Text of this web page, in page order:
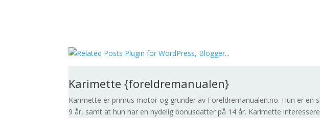
Karimette {foreldremanualen}
Karimette er primus motor og gründer av Foreldremanualen.no. Hun er
9 år, samt at hun har en nydelig bonusdatter på 14 år. Karimette